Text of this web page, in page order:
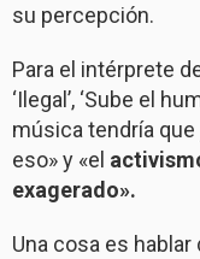
su percepción.
Para el intérprete
‘Ilegal’, ‘Sube el
música tendría
eso» y «el
exagerado».
Una cosa es